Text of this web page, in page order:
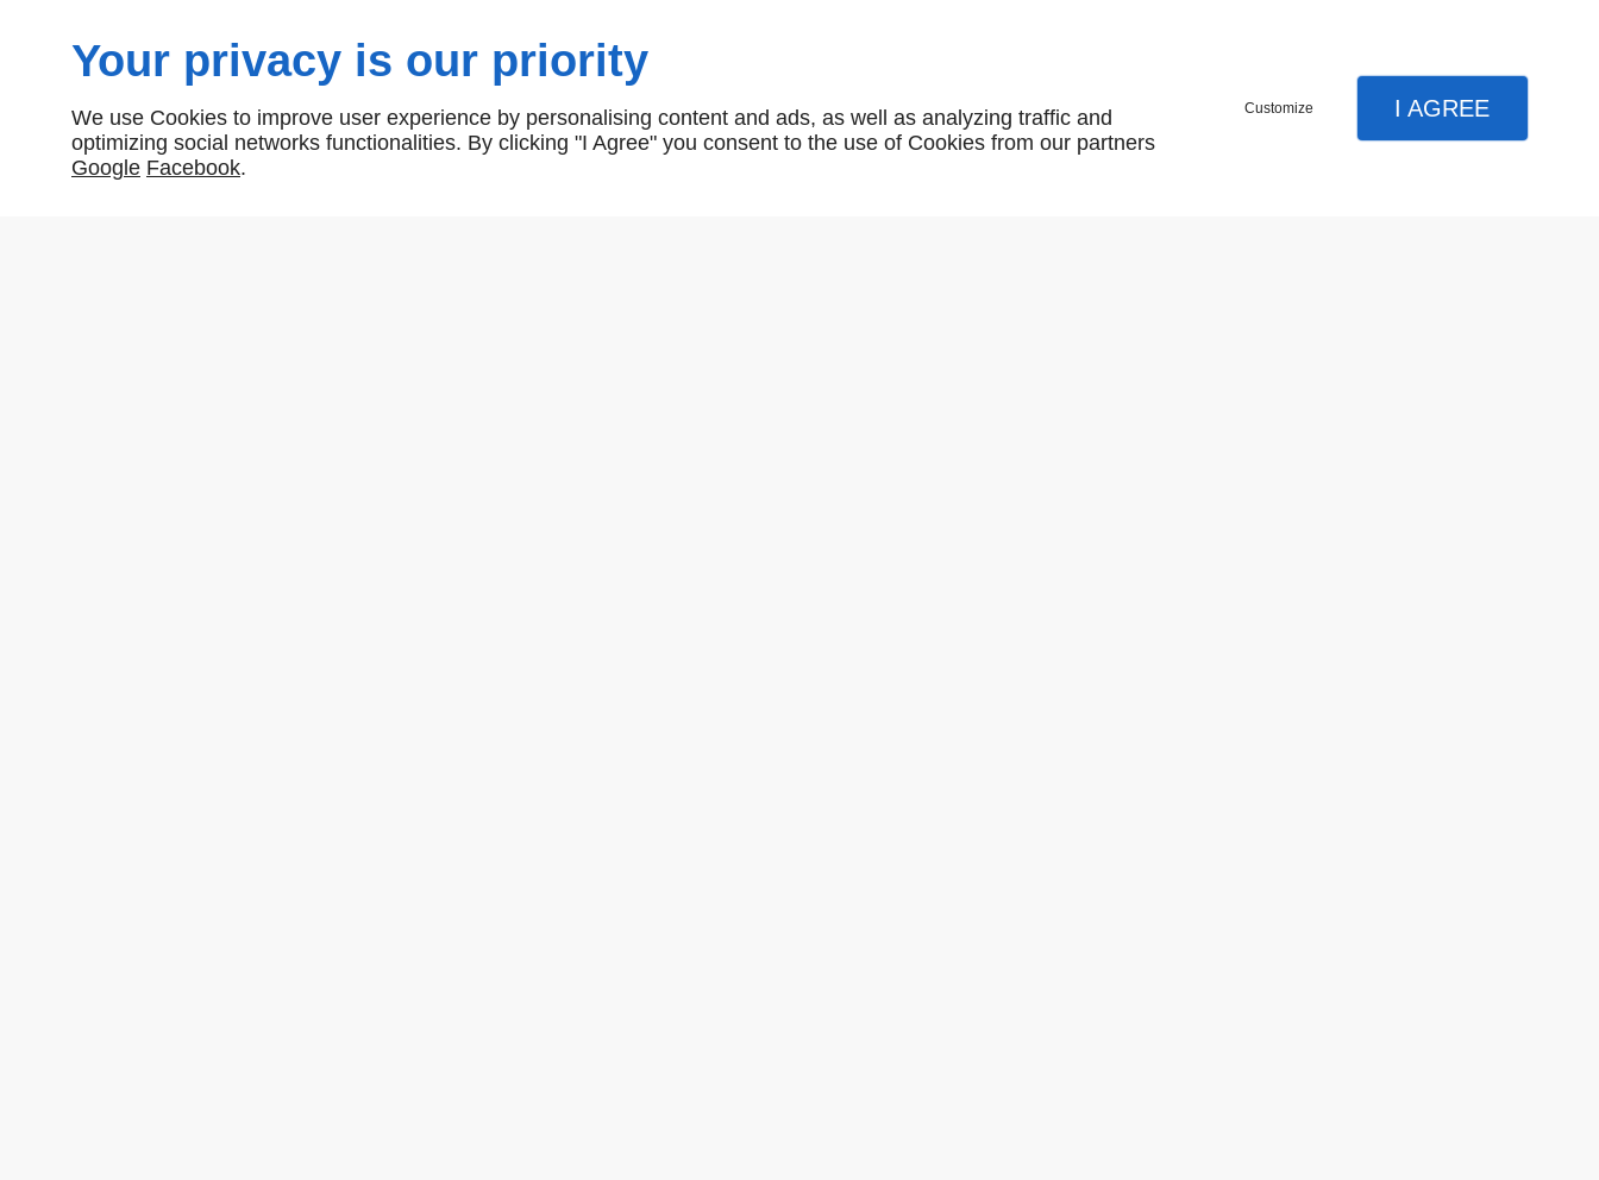
WHITE SPIRIT 1L
Your privacy is our priority
We use Cookies to improve user experience by personalising content and ads, as well as analyzing traffic and
optimizing social networks functionalities. By clicking "I Agree" you consent to the use of Cookies from our partners
Google Facebook.
Customize I AGREE